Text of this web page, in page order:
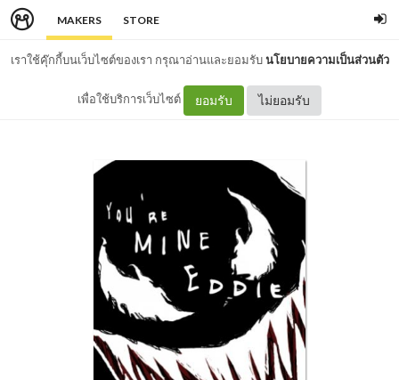
MAKERS STORE
เราใช้คุ๊กกี้บนเว็บไซต์ของเรา กรุณาอ่านและยอมรับนโยบายความเป็นส่วนตัว
เพื่อใช้บริการเว็บไซต์ ยอมรับ ไม่ยอมรับ